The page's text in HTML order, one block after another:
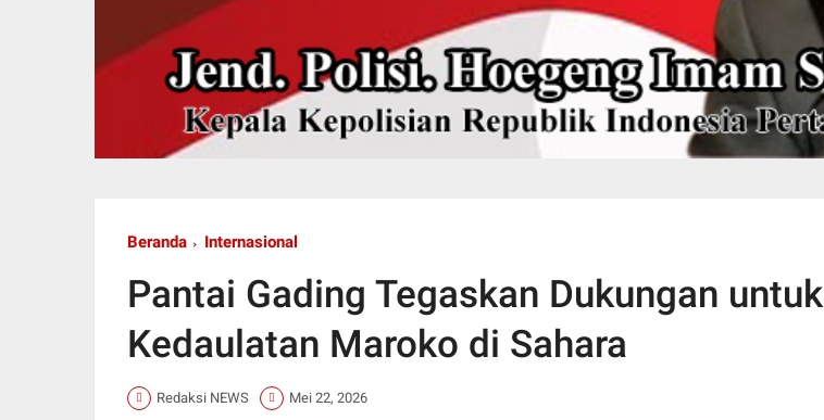
Beranda Internasional
Pantai Gading Tegaskan Dukungan untuk
Kedaulatan Maroko di Sahara
Redaksi NEWS Mei 22, 2026